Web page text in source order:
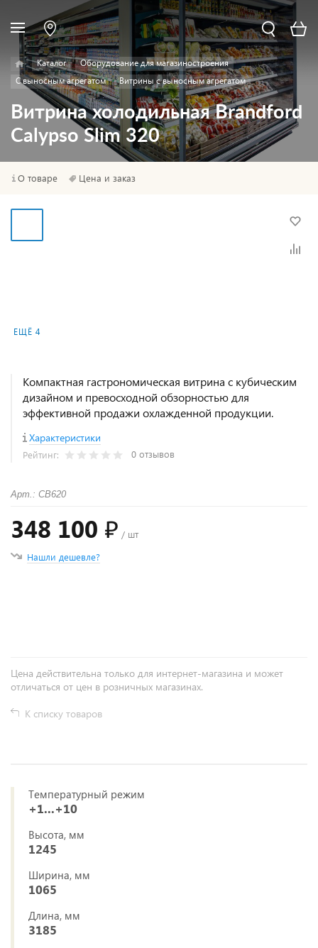
Каталог
Оборудование для магазиностроения
С выносным агрегатом
Витрины с выносным агрегатом
Витрина холодильная Brandford
Calypso Slim 320
О товаре Цена и заказ
ЕЩЁ 4
Компактная гастрономическая витрина с кубическим
дизайном и превосходной обзорностью для
эффективной продажи охлажденной продукции.
Характеристики
Рейтинг: 0 отзывов
Арт.: СВ620
348 100 ₽ / шт
Нашли дешевле?
Цена действительна только для интернет-магазина и может
отличаться от цен в розничных магазинах.
К списку товаров
Температурный режим
+1...+10
Высота, мм
1245
Ширина, мм
1065
Длина, мм
3185